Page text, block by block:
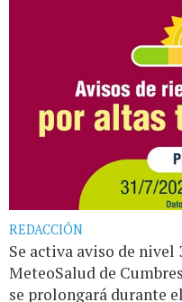
REDACCIÓN
Se activa aviso de nivel
MeteoSalud de
se prolongará durante